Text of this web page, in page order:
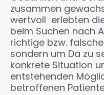
zusammen
wertvoll erlebten
beim Suchen nach
richtige bzw.
sondern um Da zu
konkrete Situation
entstehenden
betroffenen